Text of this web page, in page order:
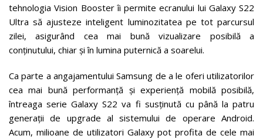
tehnologia Vision Booster îi permite ecranului lui Galaxy S22
Ultra să ajusteze inteligent luminozitatea pe tot parcursul
zilei, asigurând cea mai bună vizualizare posibilă a
conținutului, chiar și în lumina puternică a soarelui.
Ca parte a angajamentului Samsung de a le oferi utilizatorilor
cea mai bună performanță și experiență mobilă posibilă,
întreaga serie Galaxy S22 va fi susținută cu până la patru
generații de upgrade al sistemului de operare Android.
Acum, milioane de utilizatori Galaxy pot profita de cele mai